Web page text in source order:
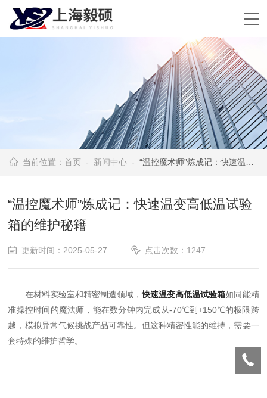
当前位置：首页 - 新闻中心 - “温控魔术师”炼成记：快速温变高低温试验箱的维护秘籍
“温控魔术师”炼成记：快速温变高低温试验
箱的维护秘籍
更新时间：2025-05-27 点击次数：1247
在材料实验室和精密制造领域，快速温变高低温试验箱如同能精
准操控时间的魔法师，能在数分钟内完成从-70℃到+150℃的极限跨
越，模拟异常气候挑战产品可靠性。但这种精密性能的维持，需要一
套特殊的维护哲学。